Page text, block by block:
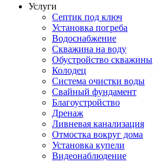
Услуги
Септик под ключ
Установка погреба
Водоснабжение
Скважина на воду
Обустройство скважины
Колодец
Система очистки воды
Свайный фундамент
Благоустройство
Дренаж
Ливневая канализация
Отмостка вокруг дома
Установка купели
Видеонаблюдение